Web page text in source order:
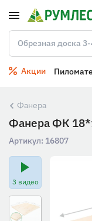
Акции
Фанера
Фанера ФК
Артикул: 16807
3 видео